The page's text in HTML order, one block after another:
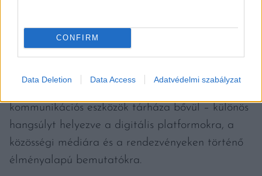
CONFIRM
Data Deletion Data Access Adatvédelmi szabályzat
nem térítendő európai uniós támogatásból és
hazai társfinanszírozásból valósul meg. A
jelenlegi projekt a korábban megkezdett
kommunikációs eszközök tárháza bővül – különös
hangsúlyt helyezve a digitális platformokra, a
közösségi médiára és a rendezvényeken történő
élményalapú bemutatókra.